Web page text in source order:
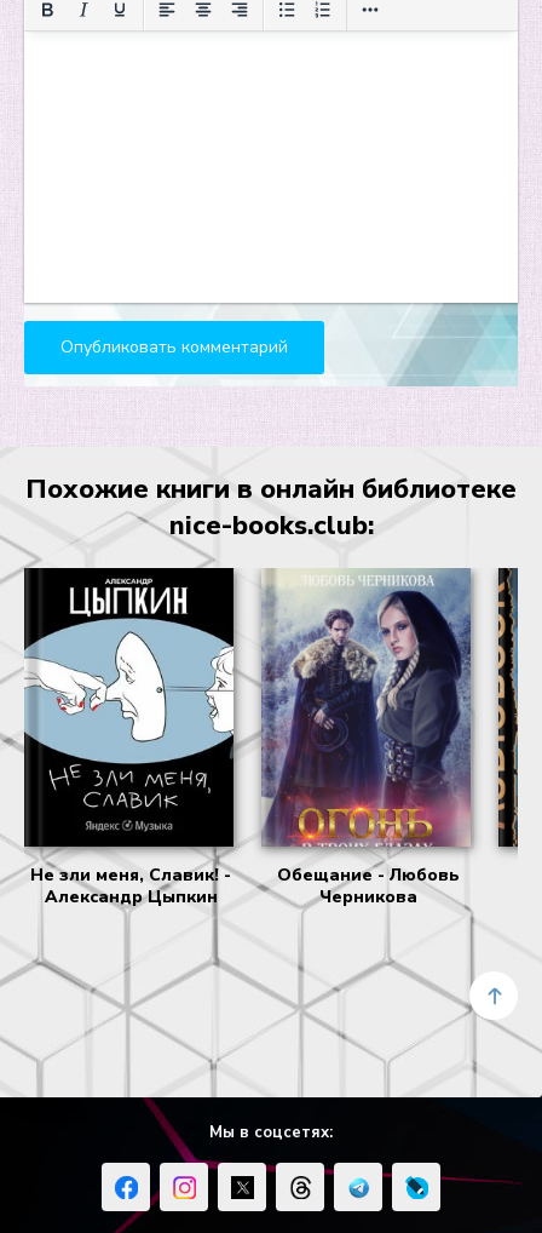
Похожие книги в онлайн библиотеке
nice-books.club:
Не зли меня, Славик! -
Александр Цыпкин
Обещание - Любовь
Черникова
Мы в соцсетях: